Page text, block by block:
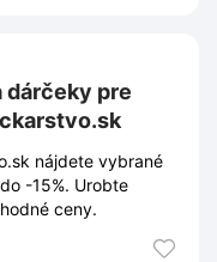
dárčeky pre
nájdete vybrané
-15%. Urobte
ceny.